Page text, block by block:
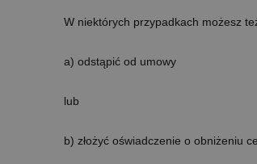
W niektórych przypadkach możesz
a) odstąpić od umowy
lub
b) złożyć oświadczenie o obniżeniu